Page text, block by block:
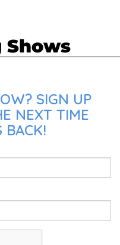
Shows
SIGN UP
NEXT TIME
BACK!